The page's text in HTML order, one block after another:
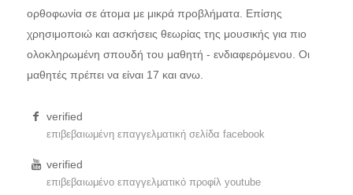
ορθοφωνία σε άτομα με μικρά προβλήματα. Επίσης
χρησιμοποιώ και ασκήσεις θεωρίας της μουσικής για πιο
ολοκληρωμένη σπουδή του μαθητή - ενδιαφερόμενου. Οι
μαθητές πρέπει να είναι 17 και ανω.
verified
επιβεβαιωμένη επαγγελματική σελίδα facebook
verified
επιβεβαιωμένο επαγγελματικό προφίλ youtube